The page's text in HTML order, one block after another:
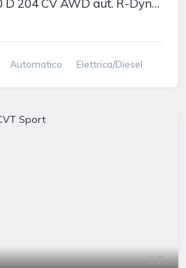
Automatico
Elettrica/Diesel
7